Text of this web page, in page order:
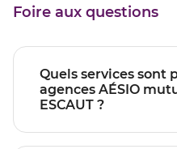
Foire aux questions
Quels services sont
agences AÉSIO mutuelle à CONDE SUR
ESCAUT ?